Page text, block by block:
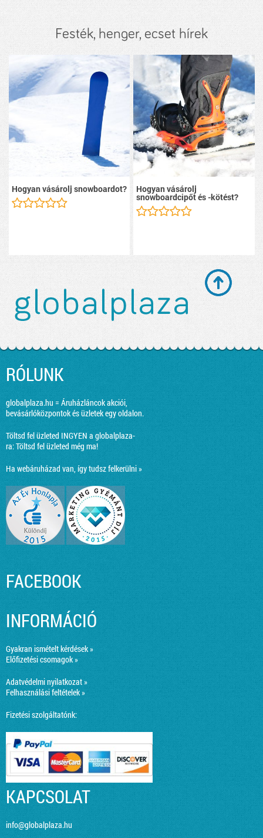
Festék, henger, ecset hírek
Hogyan vásárolj snowboardot? Hogyan vásárolj
snowboardcipőt és -kötést?
RÓLUNK
globalplaza.hu = Áruházláncok akciói,
bevásárlóközpontok és üzletek egy oldalon.
Töltsd fel üzleted INGYEN a globalplaza-
ra:Töltsd fel üzleted még ma!
Ha webáruházad van, így tudsz felkerülni »
FACEBOOK
INFORMÁCIÓ
Gyakran ismételt kérdések »
Előfizetési csomagok »
Adatvédelmi nyilatkozat »
Felhasználási feltételek »
Fizetési szolgáltatónk:
KAPCSOLAT
info@globalplaza.hu